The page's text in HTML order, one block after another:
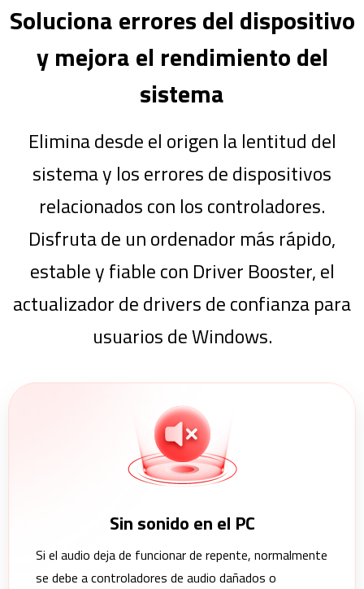
Soluciona errores del dispositivo
y mejora el rendimiento del
sistema
Elimina desde el origen la lentitud del
sistema y los errores de dispositivos
relacionados con los controladores.
Disfruta de un ordenador más rápido,
estable y fiable con Driver Booster, el
actualizador de drivers de confianza para
usuarios de Windows.
Sin sonido en el PC
Si el audio deja de funcionar de repente, normalmente
se debe a controladores de audio dañados o